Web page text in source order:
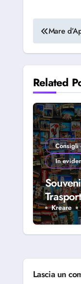
articoli
Mare
Related
In
del
Tua
Kreare
Lascia un